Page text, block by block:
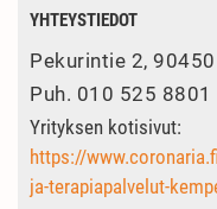
YHTEYSTIEDOT
Pekurintie 2, 90450
Puh. 010 525 8801
Yrityksen kotisivut:
https://
ja-terapiapalvelut-